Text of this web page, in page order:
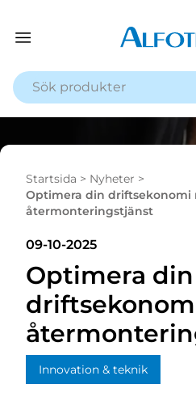
Startsida > Nyheter >
Optimera din driftsekonomi
återmonteringstjänst
09-10-2025
Optimera din
Innovation & teknik